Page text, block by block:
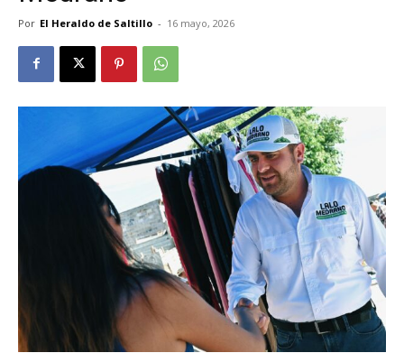
Por El Heraldo de Saltillo - 16 mayo, 2026